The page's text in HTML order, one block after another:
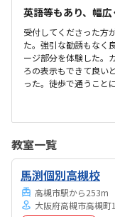
英語等もあり、幅
受付してくださった方
た。強引な勧誘もなく
ージ部分を体験した。
ろの表示もできて良い
った。徒歩で通うこと
気も良く、清潔感もあ
確保されていて良かっ
うで良かった。できれ
気持ちになれて良かった
教室一覧
馬渕個別高槻校
高槻市駅から253m
大阪府高槻市高槻